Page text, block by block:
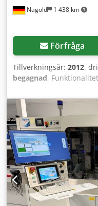
Nagold 1 438 km
Förfråga
Tillverkningsår: 2012,
begagnad,
fungerande